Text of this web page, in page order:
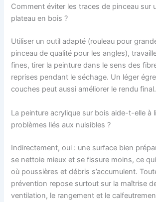
Comment éviter les traces de pinceau sur
plateau en bois ?
Utiliser un outil adapté (rouleau pour
pinceau de qualité pour les angles),
fines, tirer la peinture dans le sens des
reprises pendant le séchage. Un léger
couches peut aussi améliorer le rendu final.
La peinture acrylique sur bois aide-t-elle à
problèmes liés aux nuisibles ?
Indirectement, oui : une surface bien
se nettoie mieux et se fissure moins, ce
où poussières et débris s’accumulent.
prévention repose surtout sur la maîtrise
ventilation, le rangement et le